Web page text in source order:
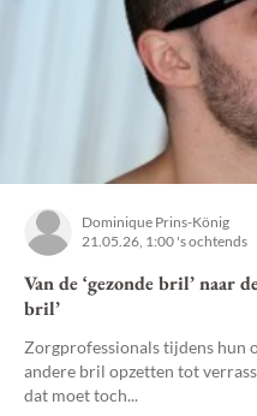
Dominique Prins-König
21.05.26, 1:00 's ochtends
Van de ‘gezonde bril’ naar
bril’
Zorgprofessionals tijdens hun
andere bril opzetten tot
dat moet toch...